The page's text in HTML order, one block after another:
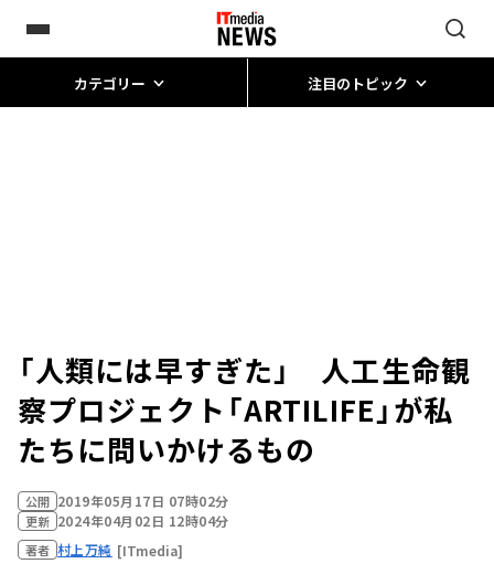
カテゴリー 注目のトピック
「人類には早すぎた」 人工生命観
察プロジェクト「ARTILIFE」が私
たちに問いかけるもの
公開 2019年05月17日 07時02分
更新 2024年04月02日 12時04分
著者 村上万純 [ITmedia]